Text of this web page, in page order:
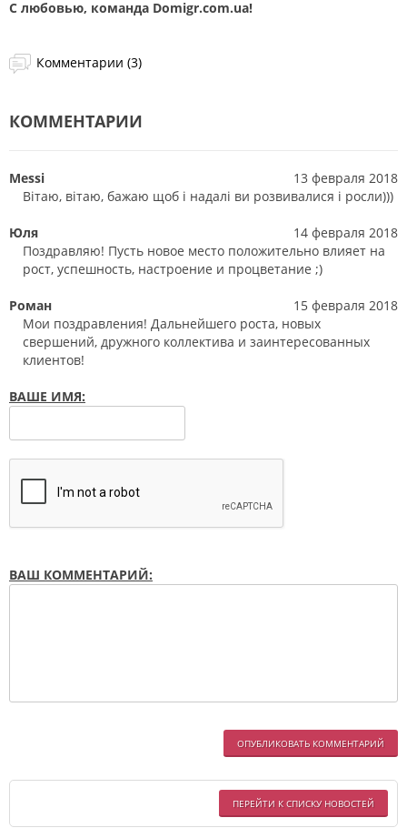
С любовью, команда Domigr.com.ua!
Комментарии (3)
КОММЕНТАРИИ
Messi
13 февраля 2018
Вітаю, вітаю, бажаю щоб і надалі ви розвивалися і росли)))
Юля
14 февраля 2018
Поздравляю! Пусть новое место положительно влияет на
рост, успешность, настроение и процветание ;)
Роман
15 февраля 2018
Мои поздравления! Дальнейшего роста, новых
свершений, дружного коллектива и заинтересованных
клиентов!
ВАШЕ ИМЯ:
ВАШ КОММЕНТАРИЙ:
ОПУБЛИКОВАТЬ КОММЕНТАРИЙ
ПЕРЕЙТИ К СПИСКУ НОВОСТЕЙ